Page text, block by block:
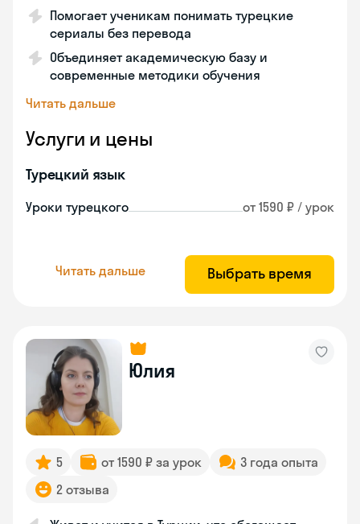
Помогает ученикам понимать турецкие
сериалы без перевода
Объединяет академическую базу и
современные методики обучения
Читать дальше
Услуги и цены
Турецкий язык
Уроки турецкого от 1590 ₽ / урок
Читать дальше Выбрать время
Юлия
5 от 1590 ₽ за урок
3 года опыта
2 отзыва